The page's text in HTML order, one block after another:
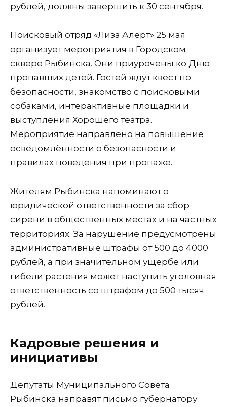
рублей, должны завершить к 30 сентября.
Поисковый отряд «Лиза Алерт» 25 мая
организует мероприятия в Городском
сквере Рыбинска. Они приурочены ко Дню
пропавших детей. Гостей ждут квест по
безопасности, знакомство с поисковыми
собаками, интерактивные площадки и
выступления Хорошего театра.
Мероприятие направлено на повышение
осведомлённости о безопасности и
правилах поведения при пропаже.
Жителям Рыбинска напоминают о
юридической ответственности за сбор
сирени в общественных местах и на частных
территориях. За нарушение предусмотрены
административные штрафы от 500 до 4000
рублей, а при значительном ущербе или
гибели растения может наступить уголовная
ответственность со штрафом до 500 тысяч
рублей.
Кадровые решения и
инициативы
Депутаты Муниципального Совета
Рыбинска направят письмо губернатору